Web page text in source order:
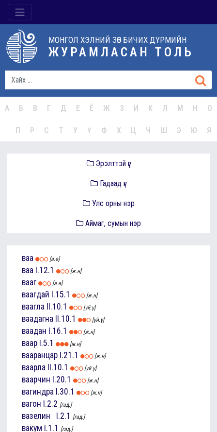
МОНГОЛ ХЭЛНИЙ ЗӨВ БИЧИХ ДҮРМИЙН
ЖУРАМЛАСАН ТОЛЬ
А Б В Г Д Е Ё Ж З И К Л М Н О
П Р С Т У Ү Ф Х Ц Ч Ш Э Ю Я
Эрэлттэй үг
Гадаад үг
Улс орны нэр
Аймаг, сумын нэр
ваа [а.ө]
ваа I.12.1 [ж.н]
вааг [а.ө]
ваагдай I.15.1 [ж.н]
ваагла II.10.1 [үй.ү]
ваадагна II.10.1 [үй.ү]
ваадан I.16.1 [ж.н]
ваар I.5.1 [ж.н]
вааранцар I.21.1 [ж.н]
ваарла II.10.1 [үй.ү]
ваарчин I.20.1 [ж.н]
вагиндра I.30.1 [ж.н]
вагон I.2.2 [гад.]
вазелин I.2.1 [гад.]
вакум I.1.1 [гад.]